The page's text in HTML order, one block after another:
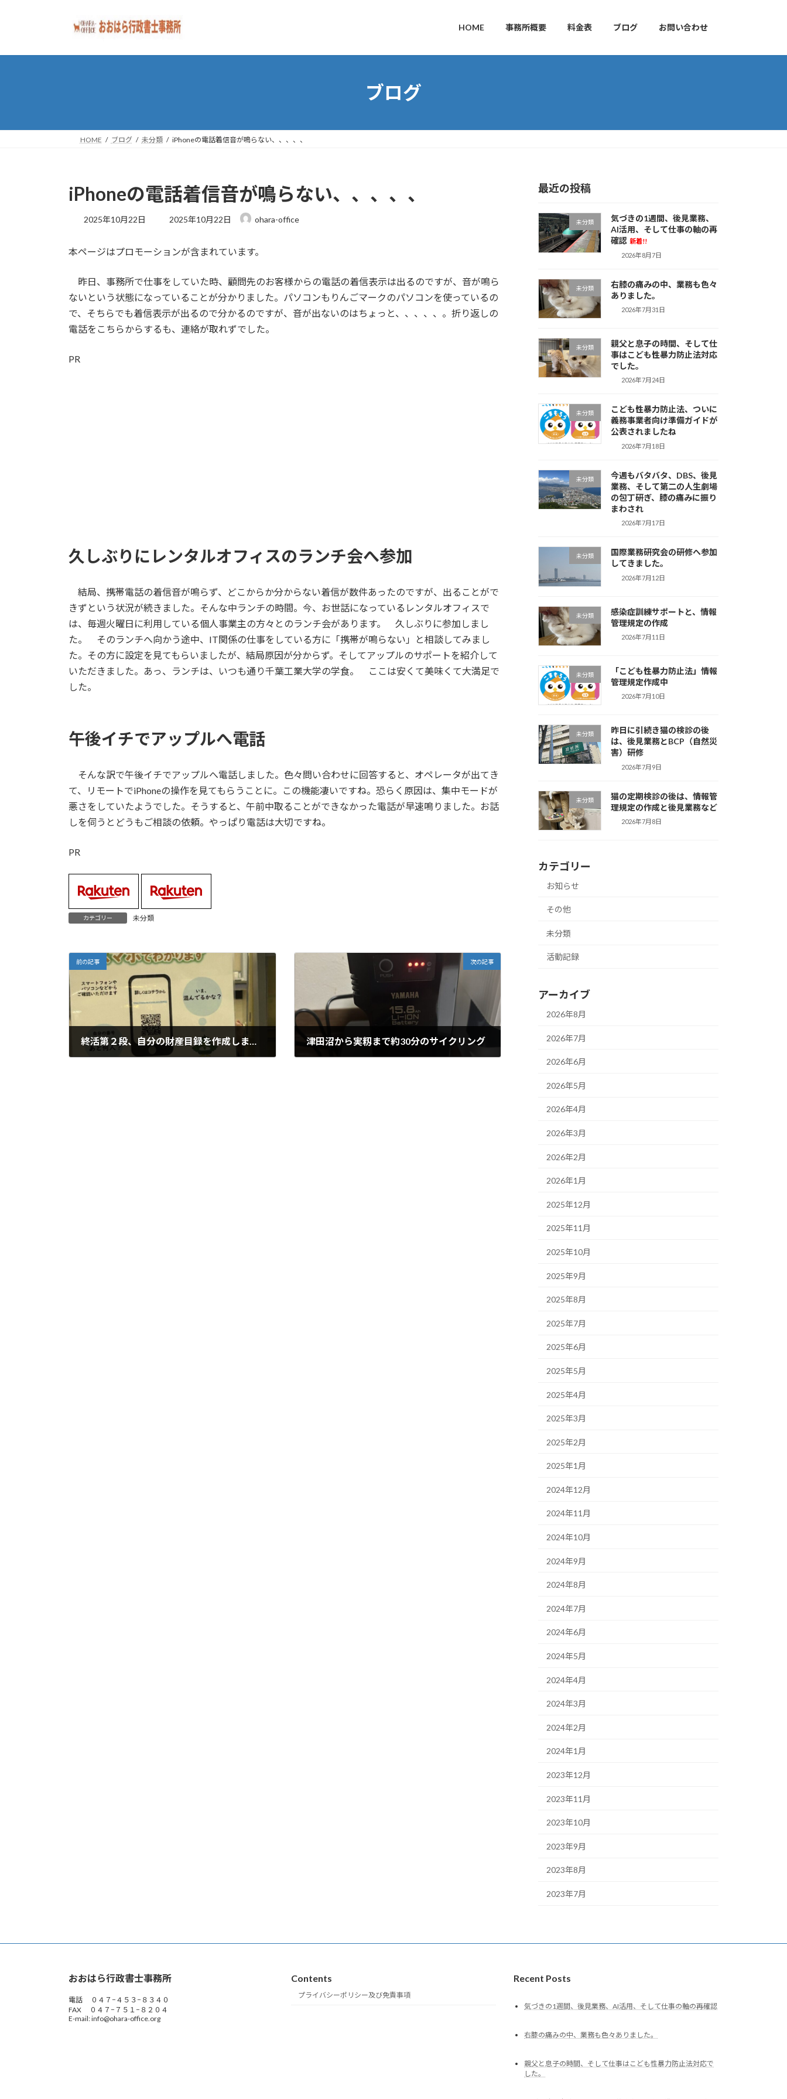
プ
動
HOME 事務所概要 料金表 ブログ お問い合わせ
ブログ
HOME ブログ 未分類 iPhoneの電話着信音が鳴らない、、、、、
iPhoneの電話着信音が鳴らない、、、、、
2025年10月22日
最
新
時
:
2025年10月22日 ohara-office
本ページはプロモーションが含まれています。
昨日、事務所で仕事をしていた時、顧問先のお客様からの電話の着信表示は出るのですが、音が鳴ら
ないという状態になっていることが分かりました。パソコンもりんごマークのパソコンを使っているの
で、そちらでも着信表示が出るので分かるのですが、音が出ないのはちょっと、、、、、。折り返しの
電話をこちらからするも、連絡が取れずでした。
PR
久しぶりにレンタルオフィスのランチ会へ参加
結局、携帯電話の着信音が鳴らず、どこからか分からない着信が数件あったのですが、出ることがで
きずという状況が続きました。そんな中ランチの時間。今、お世話になっているレンタルオフィスで
は、毎週火曜日に利用している個人事業主の方々とのランチ会があります。 久しぶりに参加しまし
た。 そのランチへ向かう途中、IT関係の仕事をしている方に「携帯が鳴らない」と相談してみまし
た。その方に設定を見てもらいましたが、結局原因が分からず。そしてアップルのサポートを紹介して
いただきました。あっ、ランチは、いつも通り千葉工業大学の学食。 ここは安くて美味くて大満足で
した。
午後イチでアップルへ電話
そんな訳で午後イチでアップルへ電話しました。色々問い合わせに回答すると、オペレータが出てき
て、リモートでiPhoneの操作を見てもらうことに。この機能凄いですね。恐らく原因は、集中モードが
悪さをしていたようでした。そうすると、午前中取ることができなかった電話が早速鳴りました。お話
しを伺うとどうもご相談の依頼。やっぱり電話は大切ですね。
PR
カテゴリー 未分類
前の記事
終活第２段、自分の財産目録を作成しました。
次の記事
津田沼から実籾まで約30分のサイクリング
最近の投稿
未分類
気づきの1週間、後見業務、
AI活用、そして仕事の軸の再
確認 新着!!
2026年8月7日
未分類
右膝の痛みの中、業務も色々
ありました。
2026年7月31日
未分類
親父と息子の時間、そして仕
事はこども性暴力防止法対応
でした。
2026年7月24日
未分類
こども性暴力防止法、ついに
義務事業者向け準備ガイドが
公表されましたね
2026年7月18日
未分類
今週もバタバタ、DBS、後見
業務、そして第二の人生劇場
の包丁研ぎ、膝の痛みに振り
まわされ
2026年7月17日
未分類
国際業務研究会の研修へ参加
してきました。
2026年7月12日
未分類
感染症訓練サポートと、情報
管理規定の作成
2026年7月11日
未分類
「こども性暴力防止法」情報
管理規定作成中
2026年7月10日
未分類
昨日に引続き猫の検診の後
は、後見業務とBCP（自然災
害）研修
2026年7月9日
未分類
猫の定期検診の後は、情報管
理規定の作成と後見業務など
2026年7月8日
カテゴリー
お知らせ
その他
未分類
活動記録
アーカイブ
2026年8月
2026年7月
2026年6月
2026年5月
2026年4月
2026年3月
2026年2月
2026年1月
2025年12月
2025年11月
2025年10月
2025年9月
2025年8月
2025年7月
2025年6月
2025年5月
2025年4月
2025年3月
2025年2月
2025年1月
2024年12月
2024年11月
2024年10月
2024年9月
2024年8月
2024年7月
2024年6月
2024年5月
2024年4月
2024年3月
2024年2月
2024年1月
2023年12月
2023年11月
2023年10月
2023年9月
2023年8月
2023年7月
おおはら行政書士事務所
電話 ０４７−４５３−８３４０
FAX ０４７−７５１−８２０４
E-mail: info@ohara-office.org
Contents
プライバシーポリシー及び免責事項
Recent Posts
気づきの1週間、後見業務、AI活用、そして仕事の軸の再確認
右膝の痛みの中、業務も色々ありました。
親父と息子の時間、そして仕事はこども性暴力防止法対応で
した。